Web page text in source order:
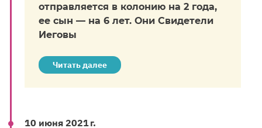
отправляется в колонию на 2 года,
ее сын — на 6 лет. Они Свидетели
Иеговы
Читать далее
10 июня 2021 г.